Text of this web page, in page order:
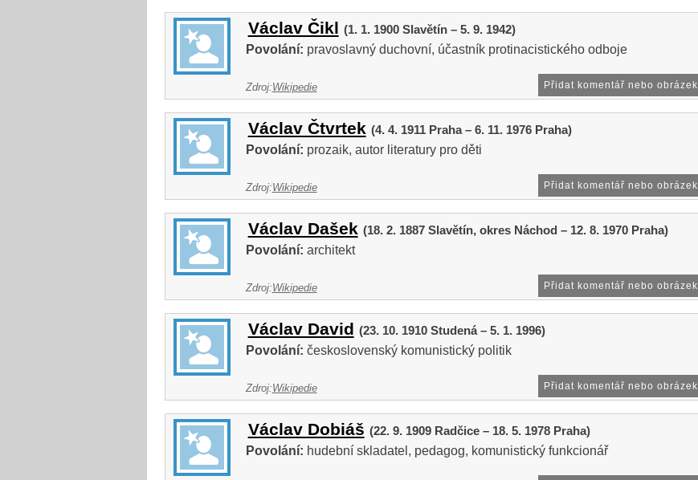
Václav Čikl (1. 1. 1900 Slavětín – 5. 9. 1942)
Povolání: pravoslavný duchovní, účastník protinacistického odboje
Zdroj:Wikipedie Přidat komentář nebo obrázek
Václav Čtvrtek (4. 4. 1911 Praha – 6. 11. 1976 Praha)
Povolání: prozaik, autor literatury pro děti
Zdroj:Wikipedie Přidat komentář nebo obrázek
Václav Dašek (18. 2. 1887 Slavětín, okres Náchod – 12. 8. 1970 Praha)
Povolání: architekt
Zdroj:Wikipedie Přidat komentář nebo obrázek
Václav David (23. 10. 1910 Studená – 5. 1. 1996)
Povolání: československý komunistický politik
Zdroj:Wikipedie Přidat komentář nebo obrázek
Václav Dobiáš (22. 9. 1909 Radčice – 18. 5. 1978 Praha)
Povolání: hudební skladatel, pedagog, komunistický funkcionář